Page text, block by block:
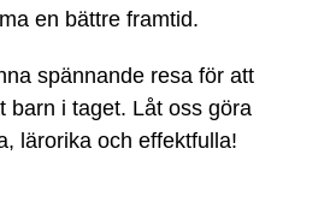
en bättre framtid.
spännande resa för att
barn i taget. Låt oss göra
lärorika och effektfulla!